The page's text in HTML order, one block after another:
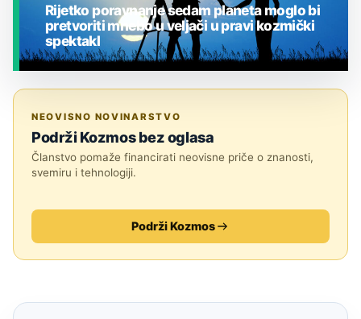
Rijetko poravnanje sedam planeta moglo bi
pretvoriti mnebo u veljači u pravi kozmički
spektakl
NEOVISNO NOVINARSTVO
Podrži Kozmos bez oglasa
Članstvo pomaže financirati neovisne priče o znanosti,
svemiru i tehnologiji.
Podrži Kozmos